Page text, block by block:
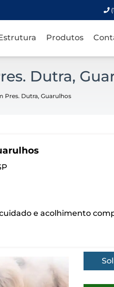
Produtos
Dutra,
Pres. Dutra, Guarulhos
e acolhimento